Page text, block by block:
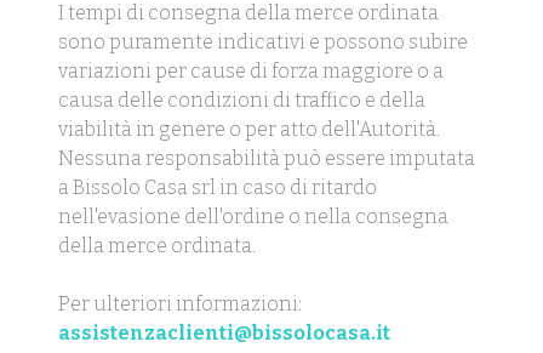
I tempi di consegna della merce ordinata
sono puramente indicativi e possono subire
variazioni per cause di forza maggiore o a
causa delle condizioni di traffico e della
viabilità in genere o per atto dell'Autorità.
Nessuna responsabilità può essere imputata
a Bissolo Casa srl in caso di ritardo
nell'evasione dell'ordine o nella consegna
della merce ordinata.
Per ulteriori informazioni:
assistenzaclienti@bissolocasa.it